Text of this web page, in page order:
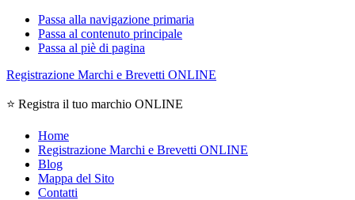
Passa alla navigazione primaria
Passa al contenuto principale
Passa al piè di pagina
Registrazione Marchi e Brevetti ONLINE
⭐ Registra il tuo marchio ONLINE
Home
Registrazione Marchi e Brevetti ONLINE
Blog
Mappa del Sito
Contatti